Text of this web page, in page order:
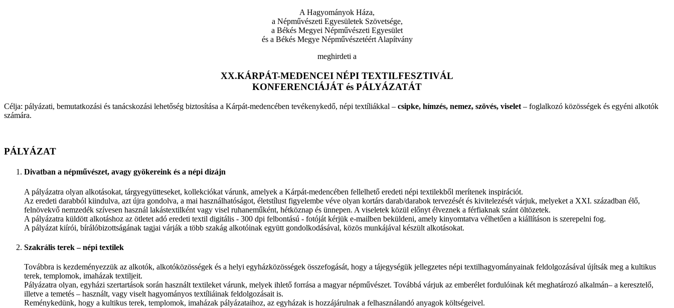
A Hagyományok Háza,
a Népművészeti Egyesületek Szövetsége,
a Békés Megyei Népművészeti Egyesület
és a Békés Megye Népművészetéért Alapítvány
meghirdeti a
XX.KÁRPÁT-MEDENCEI NÉPI TEXTILFESZTIVÁL
KONFERENCIÁJÁT és PÁLYÁZATÁT
Célja: pályázati, bemutatkozási és tanácskozási lehetőség biztosítása a Kárpát-medencében tevékenykedő, népi textíliákkal – csipke, hímzés, nemez, szövés, viselet – foglalkozó közösségek és egyéni alkotók
számára.
PÁLYÁZAT
Divatban a népművészet, avagy gyökereink és a népi dizájn
A pályázatra olyan alkotásokat, tárgyegyütteseket, kollekciókat várunk, amelyek a Kárpát-medencében fellelhető eredeti népi textilekből merítenek inspirációt.
Az eredeti darabból kiindulva, azt újra gondolva, a mai használhatóságot, életstílust figyelembe véve olyan kortárs darab/darabok tervezését és kivitelezését várjuk, melyeket a XXI. században élő,
felnövekvő nemzedék szívesen használ lakástextilként vagy visel ruhaneműként, hétköznap és ünnepen. A viseletek közül előnyt élveznek a férfiaknak szánt öltözetek.
A pályázatra küldött alkotáshoz az ötletet adó eredeti textil digitális - 300 dpi felbontású - fotóját kérjük e-mailben beküldeni, amely kinyomtatva vélhetően a kiállításon is szerepelni fog.
A pályázat kiírói, bírálóbizottságának tagjai várják a több szakág alkotóinak együtt gondolkodásával, közös munkájával készült alkotásokat.
Szakrális terek – népi textilek
Továbbra is kezdeményezzük az alkotók, alkotóközösségek és a helyi egyházközösségek összefogását, hogy a tájegységük jellegzetes népi textilhagyományainak feldolgozásával újítsák meg a kultikus
terek, templomok, imaházak textiljeit.
Pályázatra olyan, egyházi szertartások során használt textileket várunk, melyek ihlető forrása a magyar népművészet. Továbbá várjuk az emberélet fordulóinak két meghatározó alkalmán– a keresztelő,
illetve a temetés – használt, vagy viselt hagyományos textíliáinak feldolgozásait is.
Reménykedünk, hogy a kultikus terek, templomok, imaházak pályázataihoz, az egyházak is hozzájárulnak a felhasználandó anyagok költségeivel.